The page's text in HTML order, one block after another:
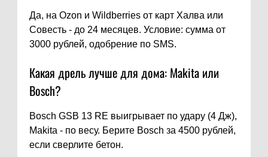
Да, на Ozon и Wildberries от карт Халва или
Совесть - до 24 месяцев. Условие: сумма от
3000 рублей, одобрение по SMS.
Какая дрель лучше для дома: Makita или
Bosch?
Bosch GSB 13 RE выигрывает по удару (4 Дж),
Makita - по весу. Берите Bosch за 4500 рублей,
если сверлите бетон.